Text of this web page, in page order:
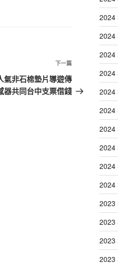
下
一
篇
下一篇
氣非石棉墊片導遊傳
器共同台中支票借錢
2024
2024
2024
2024
2024
2024
2024
2024
2024
2024
2023
2023
2023
2023